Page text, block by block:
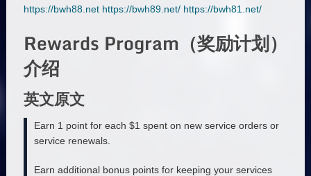
https://bwh88.net https://bwh89.net/ https://bwh81.net/
Rewards Program（奖励计划）
介绍
英文原文
Earn 1 point for each $1 spent on new service orders or
service renewals.
Earn additional bonus points for keeping your services